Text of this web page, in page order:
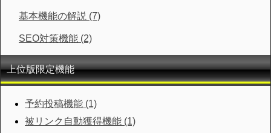
基本機能の解説 (7)
SEO対策機能 (2)
上位版限定機能
予約投稿機能 (1)
被リンク自動獲得機能 (1)